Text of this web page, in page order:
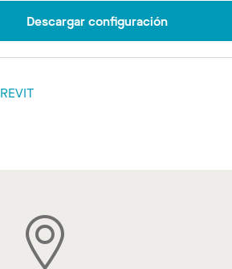
Descargar configuración
REVIT